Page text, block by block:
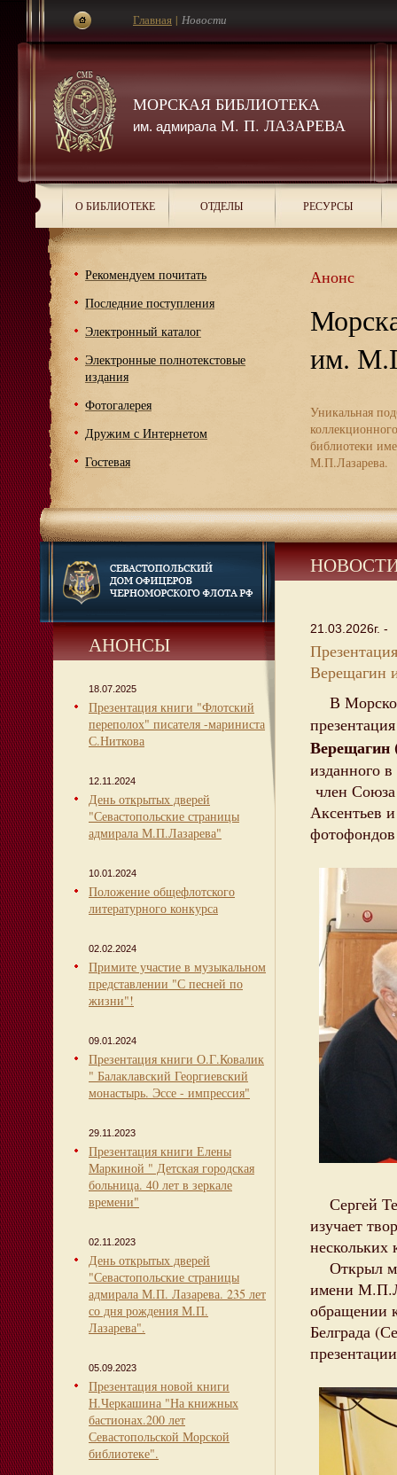
МОРСКАЯ БИБЛИОТЕКА
им. адмиралаМ. П. ЛАЗАРЕВА
Главная | Новости
О БИБЛИОТЕКЕ ОТДЕЛЫ РЕСУРСЫ
Рекомендуем почитать
Последние поступления
Электронный каталог
Электронные полнотекстовые
издания
Фотогалерея
Дружим с Интернетом
Гостевая
Анонс
им.
Уникальная
библиотеки
М.П.Лазарева.
АНОНСЫ
18.07.2025
Презентация книги "Флотский
переполох" писателя -мариниста
С.Ниткова
12.11.2024
День открытых дверей
"Севастопольские страницы
адмирала М.П.Лазарева"
10.01.2024
Положение общефлотского
литературного конкурса
02.02.2024
Примите участие в музыкальном
представлении "С песней по
жизни"!
09.01.2024
Презентация книги О.Г.Ковалик
" Балаклавский Георгиевский
монастырь. Эссе - импрессия"
29.11.2023
Презентация книги Елены
Маркиной " Детская городская
больница. 40 лет в зеркале
времени"
02.11.2023
День открытых дверей
"Севастопольские страницы
адмирала М.П. Лазарева. 235 лет
со дня рождения М.П.
Лазарева".
05.09.2023
Презентация новой книги
Н.Черкашина "На книжных
бастионах.200 лет
Севастопольской Морской
библиотеке".
21.03.2026г. -
Верещагин
В
Верещагин
изданного
член
Аксентьев
фотофондов
Сергей
изучает
нескольких
Открыл
имени
обращении
Белграда